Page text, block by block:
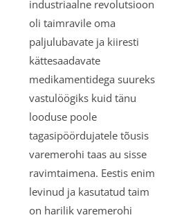
industriaalne revolutsioon
oli taimravile oma
paljulubavate ja kiiresti
kättesaadavate
medikamentidega suureks
vastulöögiks kuid tänu
looduse poole
tagasipöördujatele tõusis
varemerohi taas au sisse
ravimtaimena. Eestis enim
levinud ja kasutatud taim
on harilik varemerohi